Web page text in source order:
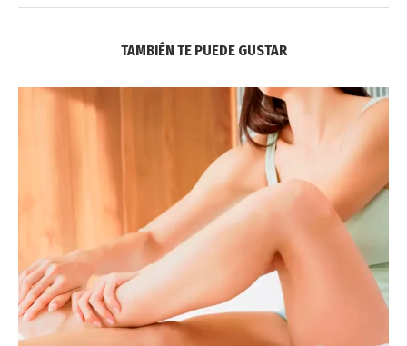
TAMBIÉN TE PUEDE GUSTAR